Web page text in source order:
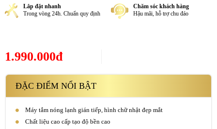
Lắp đặt nhanh
Trong vòng 24h. Chuẩn quy định
Chăm sóc khách hàng
Hậu mãi, hỗ trợ chu đáo
1.990.000đ
ĐẶC ĐIỂM NỔI BẬT
Máy tắm nóng lạnh gián tiếp, hình chữ nhật đẹp mắt
Chất liệu cao cấp tạo độ bền cao